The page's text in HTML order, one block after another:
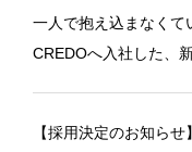
一人で抱え込まなくて
CREDOへ入社した、
【採用決定のお知ら